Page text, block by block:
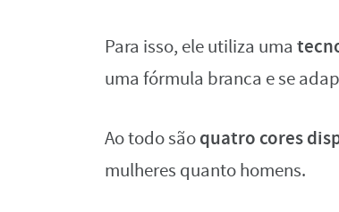
Para isso, ele utiliza uma
uma fórmula branca e se
Ao todo sãoquatro cores
mulheres quanto homens.